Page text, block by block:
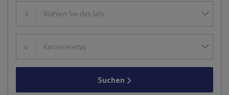
3 Wählen Sie das Jahr
4 Karosserietyp
Suchen